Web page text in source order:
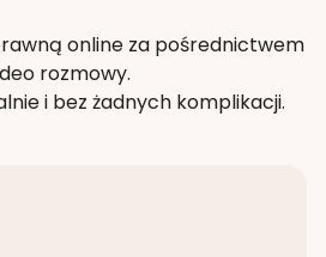
online za pośrednictwem
rozmowy.
i bez żadnych komplikacji.